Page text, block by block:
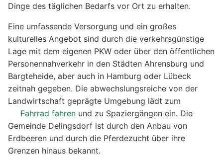
Dinge des täglichen Bedarfs vor Ort zu erhalten.
Eine umfassende Versorgung und ein großes
kulturelles Angebot sind durch die verkehrsgünstige
Lage mit dem eigenen PKW oder über den öffentlichen
Personennahverkehr in den Städten Ahrensburg und
Bargteheide, aber auch in Hamburg oder Lübeck
zeitnah gegeben. Die abwechslungsreiche von der
Landwirtschaft geprägte Umgebung lädt zum
Fahrrad fahren und zu Spaziergängen ein. Die
Gemeinde Delingsdorf ist durch den Anbau von
Erdbeeren und durch die Pferdezucht über ihre
Grenzen hinaus bekannt.